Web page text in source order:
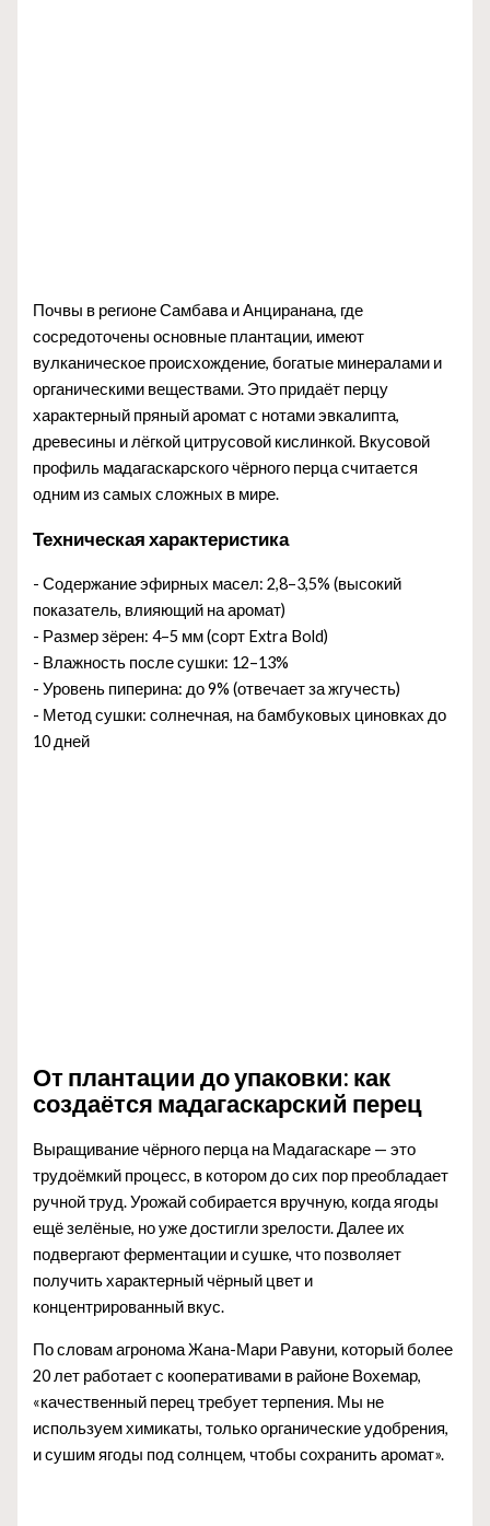
Почвы в регионе Самбава и Анциранана, где
сосредоточены основные плантации, имеют
вулканическое происхождение, богатые минералами и
органическими веществами. Это придаёт перцу
характерный пряный аромат с нотами эвкалипта,
древесины и лёгкой цитрусовой кислинкой. Вкусовой
профиль мадагаскарского чёрного перца считается
одним из самых сложных в мире.
Техническая характеристика
- Содержание эфирных масел: 2,8–3,5% (высокий
показатель, влияющий на аромат)
- Размер зёрен: 4–5 мм (сорт Extra Bold)
- Влажность после сушки: 12–13%
- Уровень пиперина: до 9% (отвечает за жгучесть)
- Метод сушки: солнечная, на бамбуковых циновках до
10 дней
От плантации до упаковки: как
создаётся мадагаскарский перец
Выращивание чёрного перца на Мадагаскаре — это
трудоёмкий процесс, в котором до сих пор преобладает
ручной труд. Урожай собирается вручную, когда ягоды
ещё зелёные, но уже достигли зрелости. Далее их
подвергают ферментации и сушке, что позволяет
получить характерный чёрный цвет и
концентрированный вкус.
По словам агронома Жана-Мари Равуни, который более
20 лет работает с кооперативами в районе Вохемар,
«качественный перец требует терпения. Мы не
используем химикаты, только органические удобрения,
и сушим ягоды под солнцем, чтобы сохранить аромат».